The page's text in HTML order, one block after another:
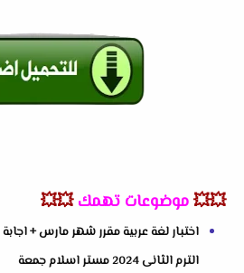
💥💥موضوعات تهمك 💥💥
اختبار لغة عربية مقرر شهر مارس +
الترم الثانى 2024 مستر اسلام جمعة